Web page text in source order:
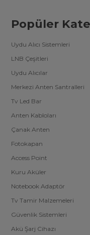
Popüler
Uydu Alıcı Sistemleri
LNB Çeşitleri
Uydu Alıcılar
Merkezi Anten Santralleri
Tv Led Bar
Anten Kabloları
Çanak Anten
Fotokapan
Access Point
Kuru Aküler
Notebook Adaptör
Tv Tamir Malzemeleri
Güvenlik Sistemleri
Akü Şarj Cihazı